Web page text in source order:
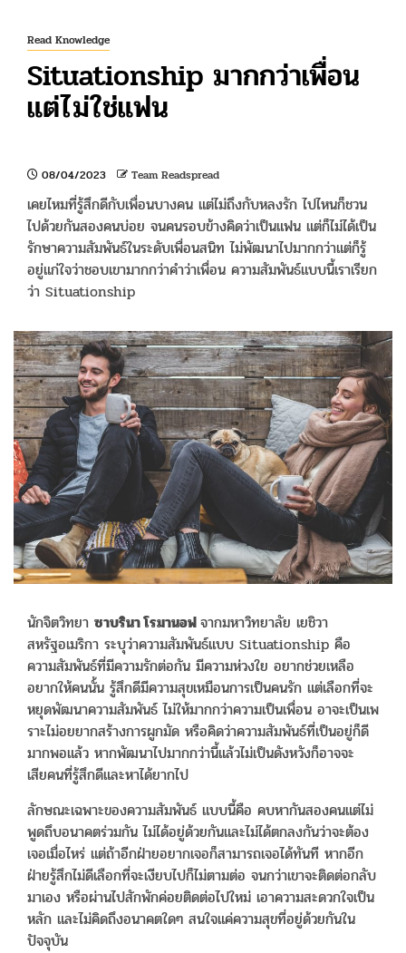
Read Knowledge
Situationship มากกว่าเพื่อน
แต่ไม่ใช่แฟน
08/04/2023 Team Readspread
เคยไหมที่รู้สึกดีกับเพื่อนบางคน แต่ไม่ถึงกับหลงรัก ไปไหนก็ชวน
ไปด้วยกันสองคนบ่อย จนคนรอบข้างคิดว่าเป็นแฟน แต่ก็ไม่ได้เป็น
รักษาความสัมพันธ์ในระดับเพื่อนสนิท ไม่พัฒนาไปมากกว่าแต่ก็รู้
อยู่แก่ใจว่าชอบเขามากกว่าคำว่าเพื่อน ความสัมพันธ์แบบนี้เราเรียก
ว่า Situationship
นักจิตวิทยา ซาบรินา โรมานอฟจากมหาวิทยาลัย เยชิวา
สหรัฐอเมริกา ระบุว่าความสัมพันธ์แบบ Situationship คือ
ความสัมพันธ์ที่มีความรักต่อกัน มีความห่วงใย อยากช่วยเหลือ
อยากให้คนนั้น รู้สึกดีมีความสุขเหมือนการเป็นคนรัก แต่เลือกที่จะ
หยุดพัฒนาความสัมพันธ์ ไม่ให้มากกว่าความเป็นเพื่อน อาจะเป็นเพ
ราะไม่อยยากสร้างการผูกมัด หรือคิดว่าความสัมพันธ์ที่เป็นอยู่ก็ดี
มากพอแล้ว หากพัฒนาไปมากกว่านี้แล้วไม่เป็นดังหวังก็อาจจะ
เสียคนที่รู้สึกดีและหาได้ยากไป
ลักษณะเฉพาะของความสัมพันธ์ แบบนี้คือ คบหากันสองคนแต่ไม่
พูดถึบอนาคตร่วมกัน ไม่ได้อยู่ด้วยกันและไม่ได้ตกลงกันว่าจะต้อง
เจอเมื่อไหร่ แต่ถ้าอีกฝ่ายอยากเจอก็สามารถเจอได้ทันที หากอีก
ฝ่ายรู้สึกไม่ดีเลือกที่จะเงียบไปก็ไม่ตามต่อ จนกว่าเขาจะติดต่อกลับ
มาเอง หรือผ่านไปสักพักค่อยติดต่อไปใหม่ เอาความสะดวกใจเป็น
หลัก และไม่คิดถึงอนาคตใดๆ สนใจแค่ความสุขที่อยู่ด้วยกันใน
ปัจจุบัน